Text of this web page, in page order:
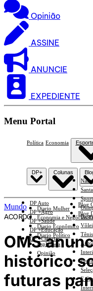
Opinião
ASSINE
ANUNCIE
EXPEDIENTE
Menu Portal
Política Economia
Sport
Vôlei
Tênis
E-
DP+
DP Auto
DP +Agro
DP +Saúde
DP +Educação
DP +Ciências
Colunas
Diario Mulher
Economia e Negócios
Diario Econômico
Diario Político
Esplanada
Opinião
Blog
Blog
Mundo
ACORDO
OMS
histórico
futuras